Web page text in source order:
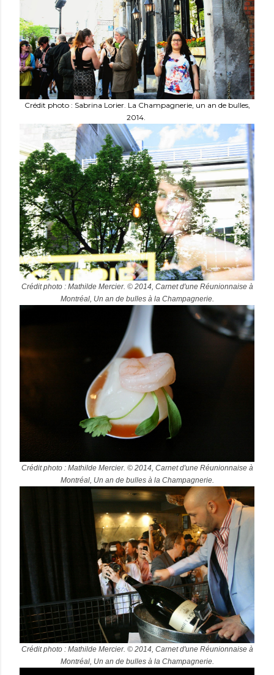
Crédit photo : Sabrina Lorier. La Champagnerie, un an de bulles,
2014.
Crédit photo : Mathilde Mercier. © 2014, Carnet d'une Réunionnaise à
Montréal, Un an de bulles à la Champagnerie.
Crédit photo : Mathilde Mercier. © 2014, Carnet d'une Réunionnaise à
Montréal, Un an de bulles à la Champagnerie.
Crédit photo : Mathilde Mercier. © 2014, Carnet d'une Réunionnaise à
Montréal, Un an de bulles à la Champagnerie.